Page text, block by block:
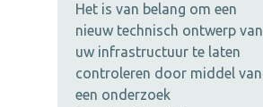
Het is van belang om een
nieuw technisch ontwerp van
uw infrastructuur te laten
controleren door middel van
een onderzoek